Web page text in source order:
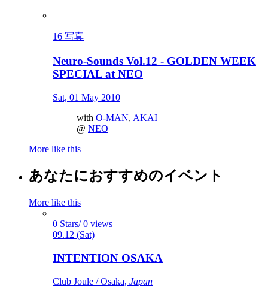
16 写真
Neuro-Sounds Vol.12 - GOLDEN WEEK
SPECIAL at NEO
Sat, 01 May 2010
with O-MAN, AKAI
@ NEO
More like this
あなたにおすすめのイベント
More like this
0 Stars/ 0 views
09.12 (Sat)
INTENTION OSAKA
Club Joule / Osaka, Japan